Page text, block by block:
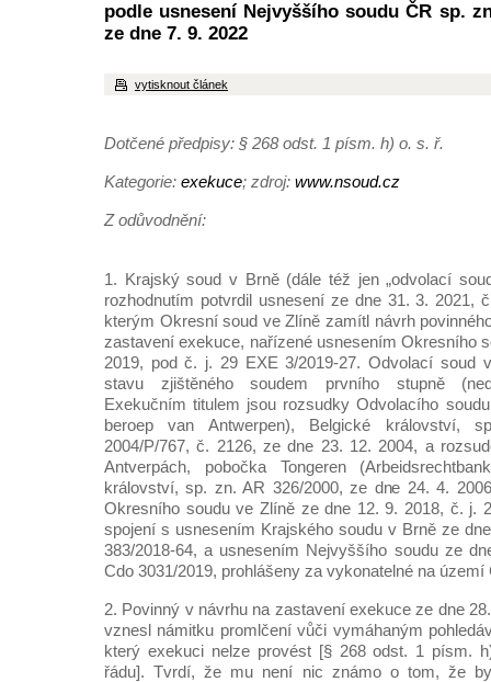
podle usnesení Nejvyššího soudu ČR sp.
ze dne 7. 9. 2022
vytisknout článek
Dotčené předpisy: § 268 odst. 1 písm. h) o. s. ř.
Kategorie: exekuce; zdroj: www.nsoud.cz
Z odůvodnění:
1. Krajský soud v Brně (dále též jen „odvolací
rozhodnutím potvrdil usnesení ze dne 31. 3. 2021,
kterým Okresní soud ve Zlíně zamítl návrh
zastavení exekuce, nařízené usnesením Okresního
2019, pod č. j. 29 EXE 3/2019-27. Odvolací soud
stavu zjištěného soudem prvního stupně
Exekučním titulem jsou rozsudky Odvolacího
beroep van Antwerpen), Belgické království,
2004/P/767, č. 2126, ze dne 23. 12. 2004, a
Antverpách, pobočka Tongeren
království, sp. zn. AR 326/2000, ze dne 24. 4.
Okresního soudu ve Zlíně ze dne 12. 9. 2018, č. j.
spojení s usnesením Krajského soudu v Brně ze
383/2018-64, a usnesením Nejvyššího soudu ze
Cdo 3031/2019, prohlášeny za vykonatelné na území
2. Povinný v návrhu na zastavení exekuce ze dne
vznesl námitku promlčení vůči vymáhaným
který exekuci nelze provést [§ 268 odst. 1 písm.
řádu]. Tvrdí, že mu není nic známo o tom, že